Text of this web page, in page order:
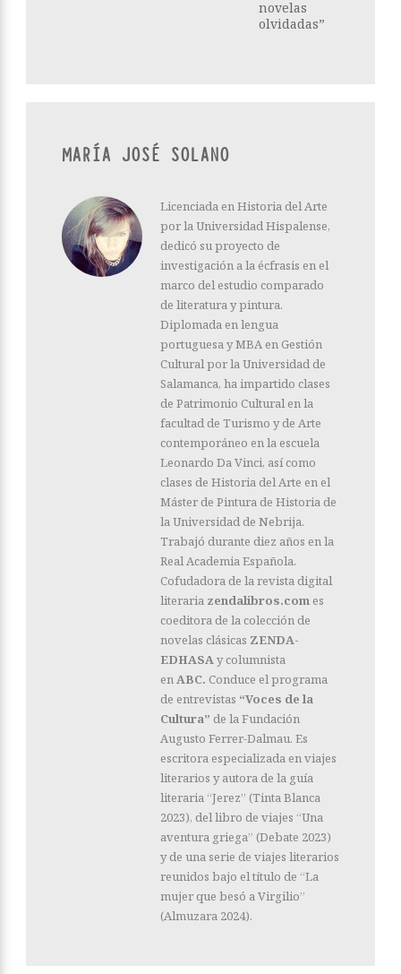
novelas
olvidadas”
MARÍA JOSÉ SOLANO
Licenciada en Historia del Arte
por la Universidad Hispalense,
dedicó su proyecto de
investigación a la écfrasis en el
marco del estudio comparado
de literatura y pintura.
Diplomada en lengua
portuguesa y MBA en Gestión
Cultural por la Universidad de
Salamanca, ha impartido clases
de Patrimonio Cultural en la
facultad de Turismo y de Arte
contemporáneo en la escuela
Leonardo Da Vinci, así como
clases de Historia del Arte en el
Máster de Pintura de Historia de
la Universidad de Nebrija.
Trabajó durante diez años en la
Real Academia Española.
Cofudadora de la revista digital
literaria zendalibros.com es
coeditora de la colección de
novelas clásicas ZENDA-
EDHASAy columnista
enABC. Conduce el programa
de entrevistas “Voces de la
Cultura” de la Fundación
Augusto Ferrer-Dalmau. Es
escritora especializada en viajes
literarios y autora de la guía
literaria “Jerez” (Tinta Blanca
2023), del libro de viajes “Una
aventura griega” (Debate 2023)
y de una serie de viajes literarios
reunidos bajo el título de “La
mujer que besó a Virgilio”
(Almuzara 2024).